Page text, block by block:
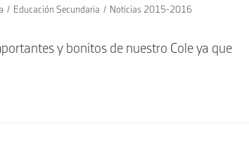
/ Educación Secundaria / Noticias 2015-2016
y bonitos de nuestro Cole ya que